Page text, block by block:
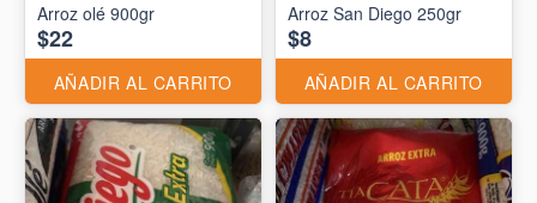
Arroz olé 900gr
$22
AÑADIR AL CARRITO
Arroz San Diego 250gr
$8
AÑADIR AL CARRITO